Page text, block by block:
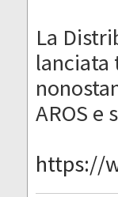
La
lanciata
AROS e
https://